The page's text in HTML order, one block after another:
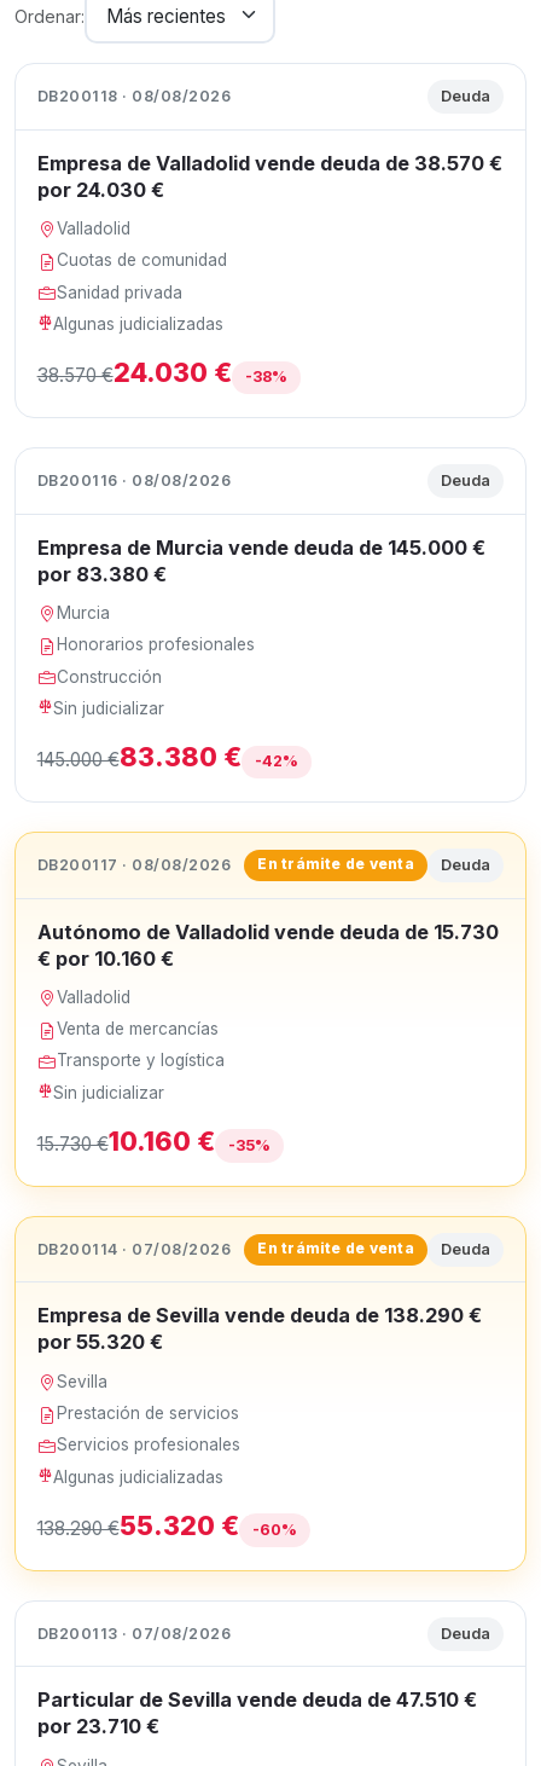
Ordenar:
DB200118 · 08/08/2026 Deuda
Empresa de Valladolid vende deuda de 38.570 €
por 24.030 €
Valladolid
Cuotas de comunidad
Sanidad privada
Algunas judicializadas
38.570 €24.030 € -38%
DB200116 · 08/08/2026 Deuda
Empresa de Murcia vende deuda de 145.000 €
por 83.380 €
Murcia
Honorarios profesionales
Construcción
Sin judicializar
145.000 €83.380 € -42%
DB200117 · 08/08/2026 En trámite de venta Deuda
Autónomo de Valladolid vende deuda de 15.730
€ por 10.160 €
Valladolid
Venta de mercancías
Transporte y logística
Sin judicializar
15.730 €10.160 € -35%
DB200114 · 07/08/2026 En trámite de venta Deuda
Empresa de Sevilla vende deuda de 138.290 €
por 55.320 €
Sevilla
Prestación de servicios
Servicios profesionales
Algunas judicializadas
138.290 €55.320 € -60%
DB200113 · 07/08/2026 Deuda
Particular de Sevilla vende deuda de 47.510 €
por 23.710 €